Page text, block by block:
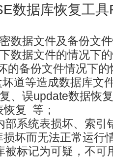
数据库恢复工
数据文件及备份文
数据文件的情况下
的备份文件情况下的
道等造成数据库文
、误update数据恢
复 等；
部系统表损坏、索引
坏而无法正常运行
被标记为可疑，不可